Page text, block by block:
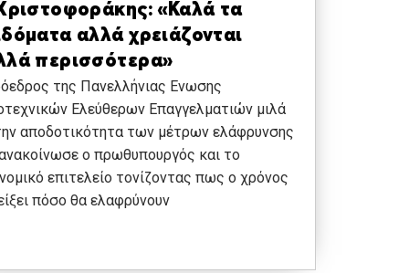
«Καλά τα
αλλά χρειάζονται
περισσότερα»
της Πανελλήνιας Ενωσης
Ελεύθερων Επαγγελματιών μιλά
αποδοτικότητα των μέτρων ελάφρυνσης
ο πρωθυπουργός και το
επιτελείο τονίζοντας πως ο χρόνος
πόσο θα ελαφρύνουν